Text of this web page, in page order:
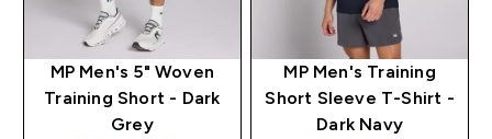
MP Men's 5" Woven
Training Short - Dark
Grey
MP Men's Training
Short Sleeve T-Shirt -
Dark Navy